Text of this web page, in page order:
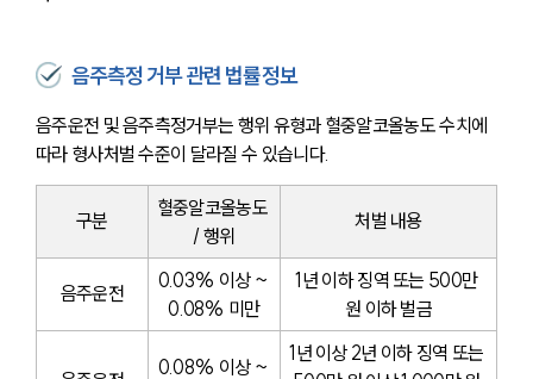
음주측정 거부 관련 법률정보
음주운전 및 음주측정거부는 행위 유형과 혈중알코올농도 수치에
따라 형사처벌 수준이 달라질 수 있습니다.
구분
혈중알코올농도
/ 행위
처벌 내용
음주운전
0.03% 이상 ~
0.08% 미만
1년 이하 징역 또는 500만
원 이하 벌금
0.08% 이상 ~
1년 이상 2년 이하 징역 또는